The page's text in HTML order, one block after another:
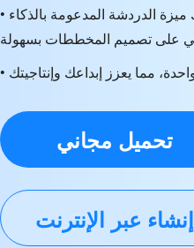
• تحكم في سير عملك: تساعدك ميزة الدردشة المدعومة بالذكاء
تحميل مجاني
إنشاء عبر الإنترنت